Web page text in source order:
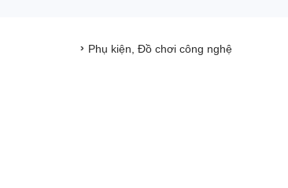
Phụ kiện, Đồ chơi công nghệ